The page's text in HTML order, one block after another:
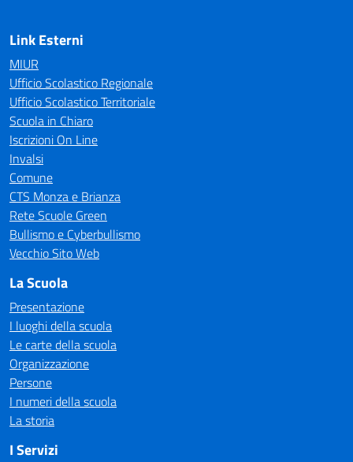
Link Esterni
MIUR
Ufficio Scolastico Regionale
Ufficio Scolastico Territoriale
Scuola in Chiaro
Iscrizioni On Line
Invalsi
Comune
CTS Monza e Brianza
Rete Scuole Green
Bullismo e Cyberbullismo
Vecchio Sito Web
La Scuola
Presentazione
I luoghi della scuola
Le carte della scuola
Organizzazione
Persone
I numeri della scuola
La storia
I Servizi